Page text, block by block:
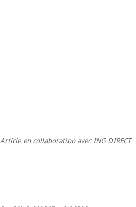
Article en collaboration avec ING DIRECT